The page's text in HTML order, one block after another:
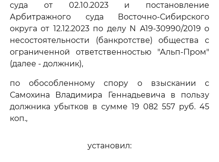
суда от 02.10.2023 и постановление
Арбитражного суда Восточно-Сибирского
округа от 12.12.2023 по делу N А19-30990/2019 о
несостоятельности (банкротстве) общества с
ограниченной ответственностью "Альп-Пром"
(далее - должник),
по обособленному спору о взыскании с
Самохина Владимира Геннадьевича в пользу
должника убытков в сумме 19 082 557 руб. 45
коп.,
установил: